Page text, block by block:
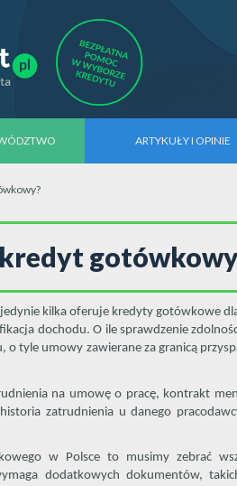
ARTYKUŁY I OPINIE
kilka oferuje kredyty gotówkowe
dochodu. O ile sprawdzenie
tyle umowy zawierane za granicą
na umowę o pracę, kontrakt
zatrudnienia u danego
w Polsce to musimy zebrać
dodatkowych dokumentów,